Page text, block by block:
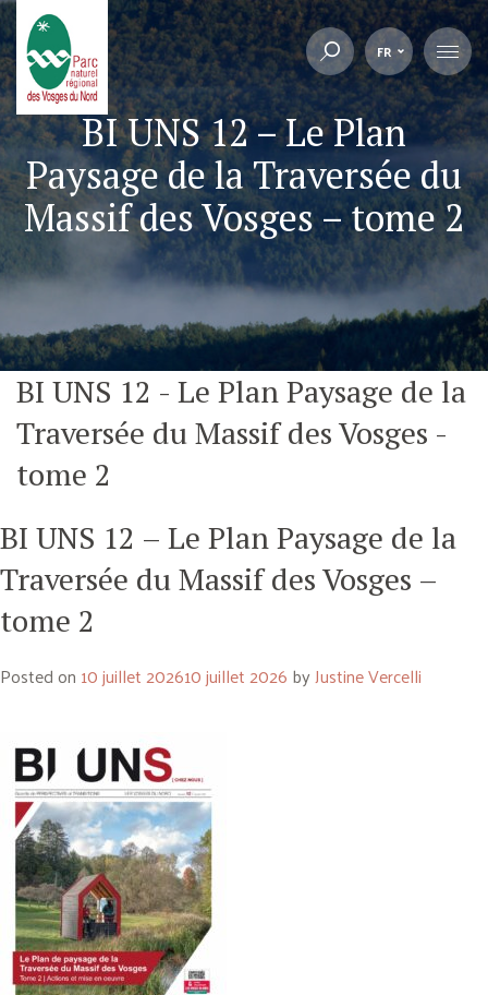
FR
BI UNS 12 – Le Plan
Paysage de la Traversée du
Massif des Vosges – tome 2
BI UNS 12 - Le Plan Paysage de la
Traversée du Massif des Vosges -
tome 2
BI UNS 12 – Le Plan Paysage de la
Traversée du Massif des Vosges –
tome 2
Posted on 10 juillet 202610 juillet 2026 byJustine Vercelli